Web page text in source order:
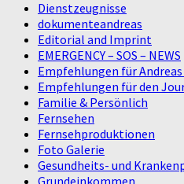
Dienstzeugnisse
dokumenteandreas
Editorial and Imprint
EMERGENCY – SOS – NEWS
Empfehlungen für
Empfehlungen für den
Familie & Persönlich
Fernsehen
Fernsehproduktionen
Foto Galerie
Gesundheits- und